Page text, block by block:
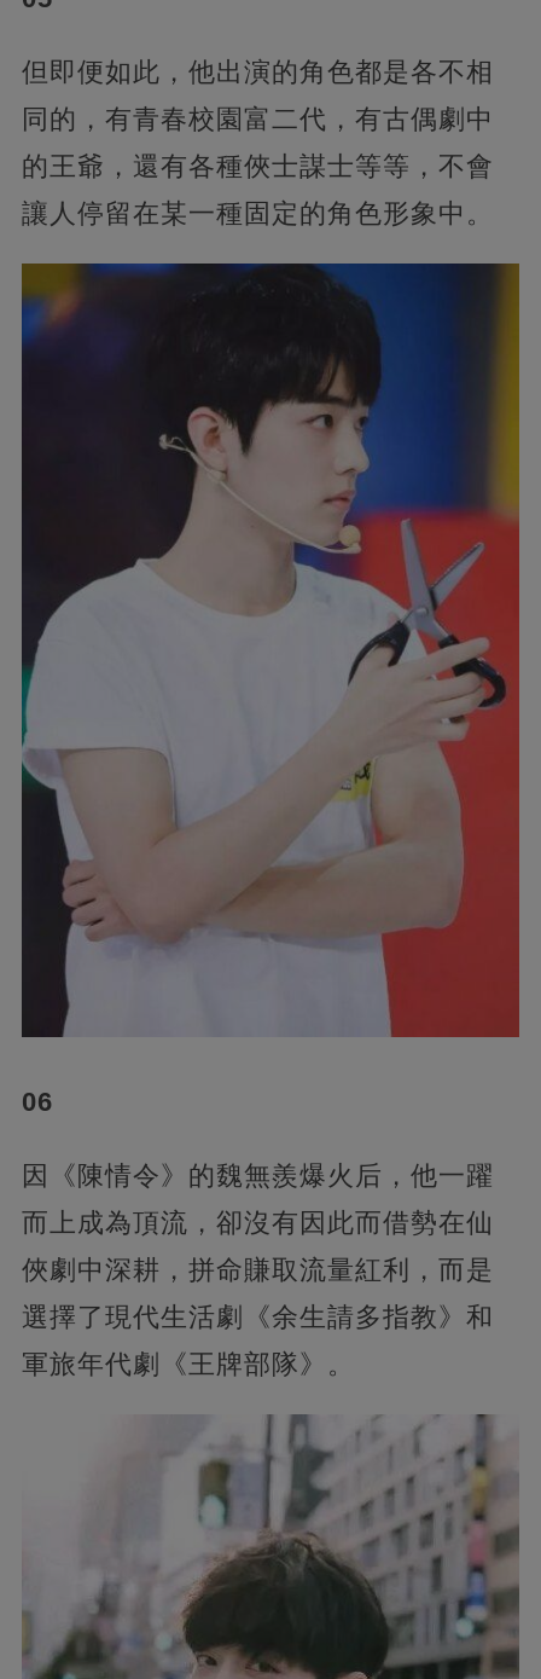
但即便如此，他出演的角色都是各不相
同的，有青春校園富二代，有古偶劇中
的王爺，還有各種俠士謀士等等，不會
讓人停留在某一種固定的角色形象中。
06
因《陳情令》的魏無羨爆火后，他一躍
而上成為頂流，卻沒有因此而借勢在仙
俠劇中深耕，拼命賺取流量紅利，而是
選擇了現代生活劇《余生請多指教》和
軍旅年代劇《王牌部隊》。